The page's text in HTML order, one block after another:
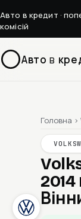
Авто в кредит ·
комісій
Авто в
Головна ›
2014